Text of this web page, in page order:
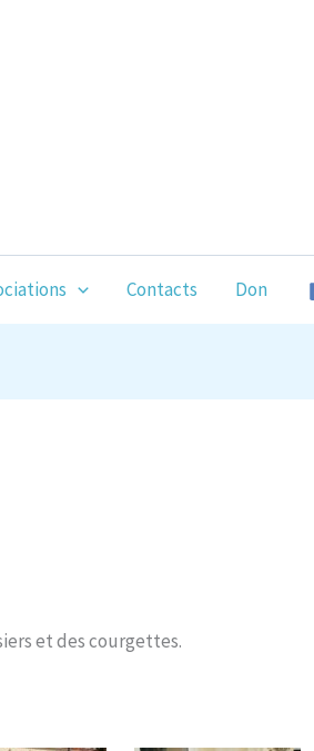
Contacts Don
et des courgettes.